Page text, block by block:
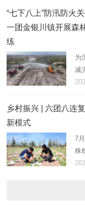
“七下八上”防汛防火
一团金银川镇开展森
练
为
减
险
堤
乡村振兴 | 六团八连
新模式
7
株
八